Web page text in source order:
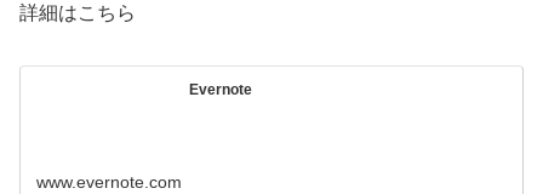
詳細はこちら
Evernote
www.evernote.com